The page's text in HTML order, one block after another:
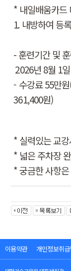
* 내일배움카드
1. 내방하여 등
-훈련기간 및
2026년 8월 1일
- 수강료 55만
361,400원)
*실력있는 교
* 넓은 주차장
*궁금한 사항은
이용약관 개인정보취